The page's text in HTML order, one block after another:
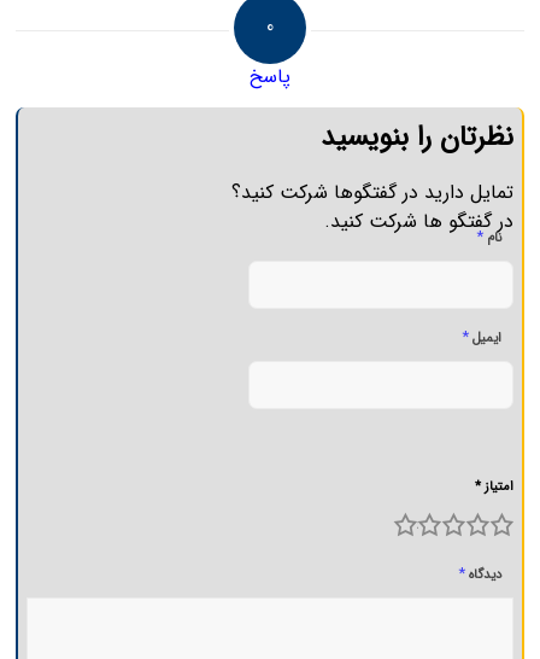
0
پاسخ
نظرتان را بنویسید
تمایل دارید در گفتگوها شرکت کنید؟
در گفتگو ها شرکت کنید.
نام*
ایمیل*
امتیاز *
4 3 2 1
دیدگاه*